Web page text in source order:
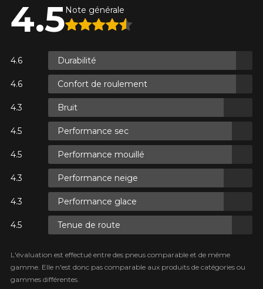
4.5Note générale
Durabilité
Confort de roulement
Bruit
Performance sec
Performance mouillé
Performance neige
Performance glace
Tenue de route
L'évaluation est effectué entre des pneus comparable et de même
gamme. Elle n'est donc pas comparable aux produits de catégories ou
gammes différentes.